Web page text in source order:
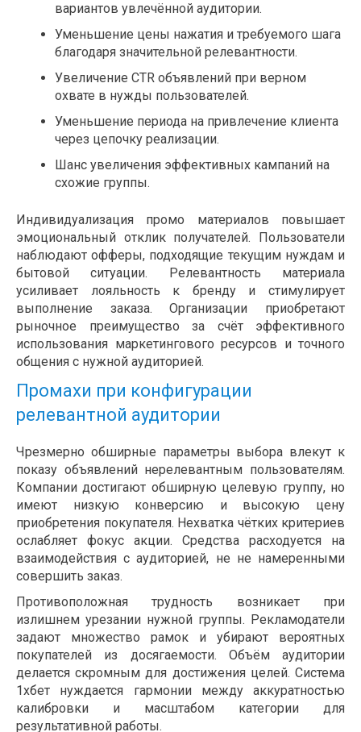
вариантов увлечённой аудитории.
Уменьшение цены нажатия и требуемого шага
благодаря значительной релевантности.
Увеличение CTR объявлений при верном
охвате в нужды пользователей.
Уменьшение периода на привлечение клиента
через цепочку реализации.
Шанс увеличения эффективных кампаний на
схожие группы.
Индивидуализация промо материалов повышает
эмоциональный отклик получателей. Пользователи
наблюдают офферы, подходящие текущим нуждам и
бытовой ситуации. Релевантность материала
усиливает лояльность к бренду и стимулирует
выполнение заказа. Организации приобретают
рыночное преимущество за счёт эффективного
использования маркетингового ресурсов и точного
общения с нужной аудиторией.
Промахи при конфигурации
релевантной аудитории
Чрезмерно обширные параметры выбора влекут к
показу объявлений нерелевантным пользователям.
Компании достигают обширную целевую группу, но
имеют низкую конверсию и высокую цену
приобретения покупателя. Нехватка чётких критериев
ослабляет фокус акции. Средства расходуется на
взаимодействия с аудиторией, не не намеренными
совершить заказ.
Противоположная трудность возникает при
излишнем урезании нужной группы. Рекламодатели
задают множество рамок и убирают вероятных
покупателей из досягаемости. Объём аудитории
делается скромным для достижения целей. Система
1хбет нуждается гармонии между аккуратностью
калибровки и масштабом категории для
результативной работы.